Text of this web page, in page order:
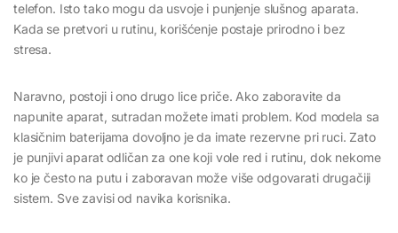
telefon. Isto tako mogu da usvoje i punjenje slušnog aparata.
Kada se pretvori u rutinu, korišćenje postaje prirodno i bez
stresa.
Naravno, postoji i ono drugo lice priče. Ako zaboravite da
napunite aparat, sutradan možete imati problem. Kod modela sa
klasičnim baterijama dovoljno je da imate rezervne pri ruci. Zato
je punjivi aparat odličan za one koji vole red i rutinu, dok nekome
ko je često na putu i zaboravan može više odgovarati drugačiji
sistem. Sve zavisi od navika korisnika.